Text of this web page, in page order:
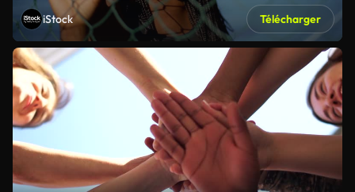
iStock Télécharger